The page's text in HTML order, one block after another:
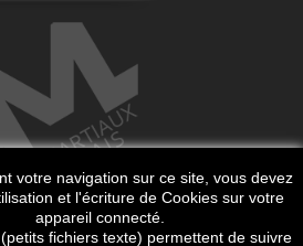
votre navigation sur ce site, vous devez
et l'écriture de Cookies sur votre
appareil connecté.
fichiers texte) permettent de suivre